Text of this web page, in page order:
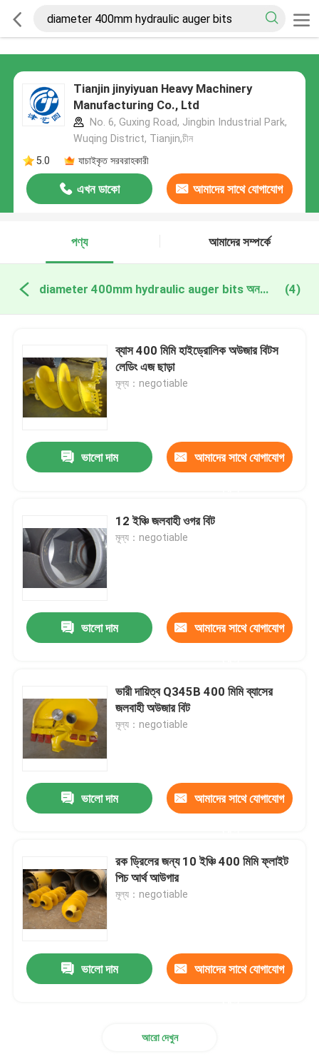
Tianjin jinyiyuan Heavy Machinery
Manufacturing Co., Ltd
No. 6, Guxing Road, Jingbin Industrial Park,
Wuqing District, Tianjin,চীন
5.0
যাচাইকৃত সরবরাহকারী
এখন ডাকো আমাদের সাথে যোগাযোগ
পণ্য
আমাদের সম্পর্কে
diameter 400mm hydraulic auger bits অনলাইন উত্পাদন (4)
ব্যাস 400 মিমি হাইড্রোলিক অউজার বিটস
লেডিং এজ ছাড়া
মূল্য：negotiable
ভালো দাম আমাদের সাথে যোগাযোগ
12 ইঞ্চি জলবাহী ওগর বিট
মূল্য：negotiable
ভালো দাম আমাদের সাথে যোগাযোগ
ভারী দায়িত্ব Q345B 400 মিমি ব্যাসের
জলবাহী অউজার বিট
মূল্য：negotiable
ভালো দাম আমাদের সাথে যোগাযোগ
রক ড্রিলের জন্য 10 ইঞ্চি 400 মিমি ফ্লাইট
পিচ আর্থ আউগার
মূল্য：negotiable
ভালো দাম আমাদের সাথে যোগাযোগ
আরো দেখুন